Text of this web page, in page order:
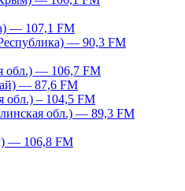
— 107,1 FM
— 90,3 FM
обл.) — 106,7 FM
— 87,6 FM
обл.) – 104,5 FM
обл.) — 89,3 FM
— 106,8 FM